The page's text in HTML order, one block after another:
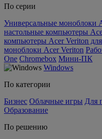
По серии
Универсальные моноблоки
настольные компьютеры
компьютеры Acer Veriton для
моноблоки Acer Veriton
One Chromebox Мини-ПК
Windows
По категории
Бизнес Облачные игры Для
Образование
По решению